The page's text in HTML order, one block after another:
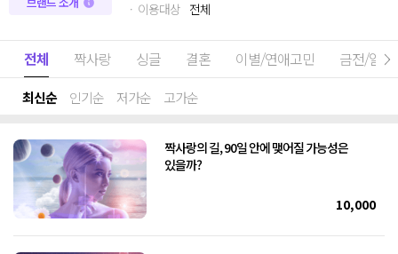
· 이용대상 전체
전체 짝사랑 싱글 결혼 이별/연애고민 금전/일
최신순 인기순 저가순 고가순
짝사랑의 길, 90일 안에 맺어질 가능성은
있을까?
10,000